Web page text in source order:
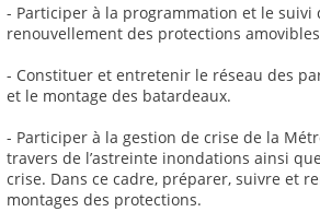
- Participer à la programmation et le suivi
renouvellement des protections
- Constituer et entretenir le réseau des
et le montage des batardeaux.
- Participer à la gestion de crise de la
travers de l’astreinte inondations ainsi
crise. Dans ce cadre, préparer, suivre et
montages des protections.